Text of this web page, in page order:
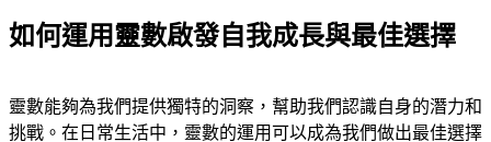
如何運用靈數啟發自我成長與最佳選擇
靈數能夠為我們提供獨特的洞察，幫助我們認識自身的潛力和
挑戰。在日常生活中，靈數的運用可以成為我們做出最佳選擇